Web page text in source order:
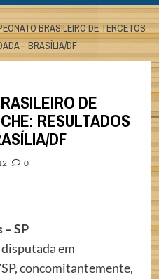
BRASILEIRO DE TERCETOS
– BRASÍLIA/DF
DE
RESULTADOS
DF
0
SP
em
concomitantemente,